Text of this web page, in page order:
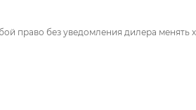
право без уведомления дилера